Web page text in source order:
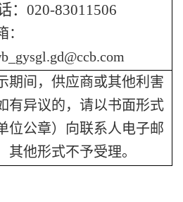
：020-83011506
：
期间，供应商或其他利害
有异议的，请以书面形式
位公章）向联系人电子邮
其他形式不予受理。